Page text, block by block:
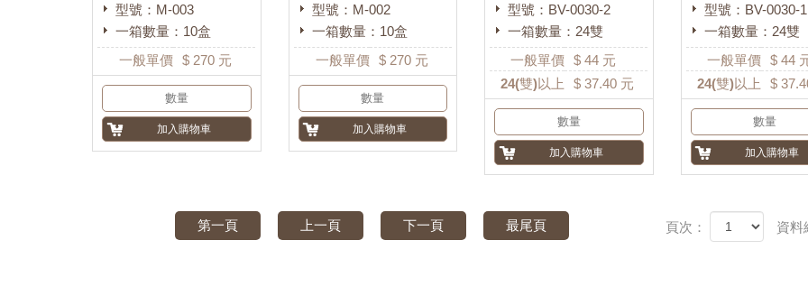
型號：M-003
一箱數量：10盒
一般單價 $ 270 元
型號：M-002
一箱數量：10盒
一般單價
$ 270元
型號：BV-0030-2
一箱數量：24雙
一般單價 $ 44 元
24(雙)以上 $ 37.40 元
型號：BV-0030-1
一箱數量：24雙
一般單價
$ 44
24(雙)以上 $
第一頁 上一頁 下一頁 最尾頁 頁次： 資料